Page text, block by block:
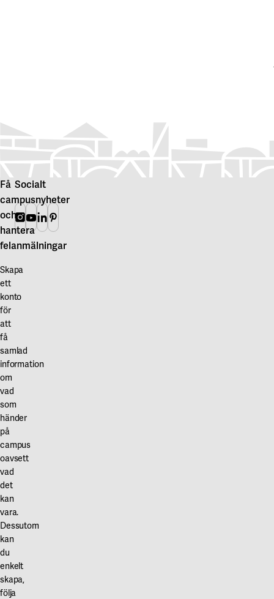
Få
campusnyheter
och
hantera
felanmälningar
Skapa
ett
konto
för
att
få
samlad
information
om
vad
som
händer
på
campus
oavsett
vad
det
kan
vara.
Dessutom
kan
du
enkelt
skapa,
följa
Socialt
Instagram
Youtube
Linkedin
Pinterest